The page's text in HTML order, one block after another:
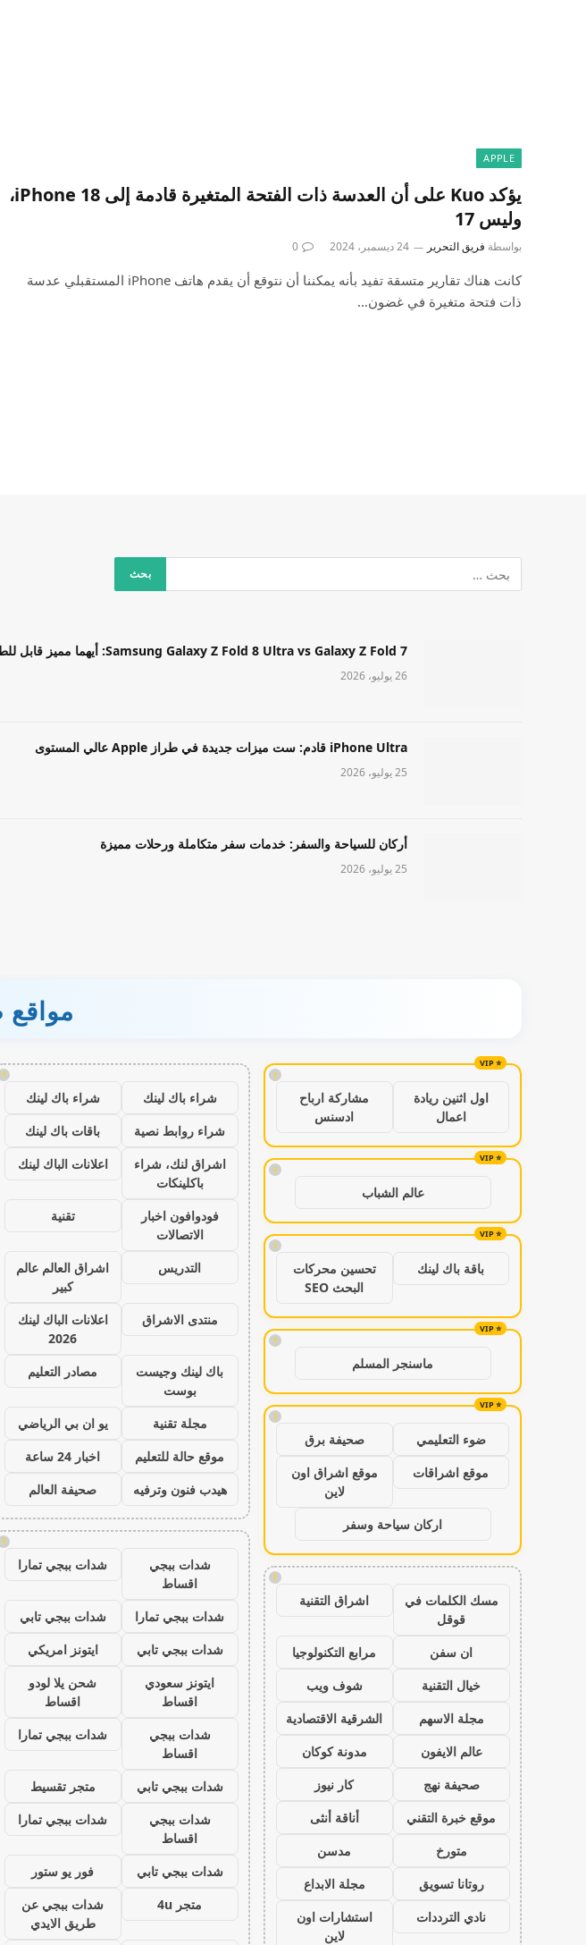
APPLE
يؤكد Kuo على أن العدسة ذات الفتحة المتغيرة قادمة إلى iPhone 18،
وليس 17
بواسطة فريق التحرير 24 ديسمبر، 2024 0
كانت هناك تقارير متسقة تفيد بأنه يمكننا أن نتوقع أن يقدم هاتف iPhone المستقبلي عدسة
ذات فتحة متغيرة في غضون…
Samsung Galaxy Z Fold 8 Ultra vs Galaxy Z Fold 7: أيهما مميز قابل للطي يوفر قيمة أفضل
26 يوليو، 2026
iPhone Ultra قادم: ست ميزات جديدة في طراز Apple عالي المستوى
25 يوليو، 2026
أركان للسياحة والسفر: خدمات سفر متكاملة ورحلات مميزة
25 يوليو، 2026
!
اول اثنين ريادة
اعمال
مشاركة ارباح
ادسنس
!
عالم الشباب
!
باقة باك لينك
تحسين محركات
البحث SEO
!
ماسنجر المسلم
!
ضوء التعليمي
صحيفة برق
موقع اشراقات
موقع اشراق اون
لاين
اركان سياحة وسفر
!
مسك الكلمات في
قوقل
اشراق التقنية
ان سفن
مرابع التكنولوجيا
خيال التقنية
شوف ويب
مجلة الاسهم
الشرقية الاقتصادية
عالم الايفون
مدونة كوكان
صحيفة نهج
كار نيوز
موقع خبرة التقني
أناقة أنثى
متورخ
مدسن
روتانا تسويق
مجلة الابداع
نادي الترددات
استشارات اون
لاين
!
شراء باك لينك
شراء باك لينك
شراء روابط نصية
باقات باك لينك
اشراق لنك، شراء
باكلينكات
اعلانات الباك لينك
فودوافون اخبار
الاتصالات
تقنية
التدريس
اشراق العالم عالم
كبير
منتدى الاشراق
اعلانات الباك لينك
2026
باك لينك وجيست
بوست
مصادر التعليم
مجلة تقنية
يو ان بي الرياضي
موقع حالة للتعليم
اخبار 24 ساعة
هيدب فنون وترفيه
صحيفة العالم
!
شدات ببجي
اقساط
شدات ببجي تمارا
شدات ببجي تمارا
شدات ببجي تابي
شدات ببجي تابي
ايتونز امريكي
ايتونز سعودي
اقساط
شحن يلا لودو
اقساط
شدات ببجي
اقساط
شدات ببجي تمارا
شدات ببجي تابي
متجر تقسيط
شدات ببجي
اقساط
شدات ببجي تمارا
شدات ببجي تابي
فور يو ستور
متجر 4u
شدات ببجي عن
طريق الايدي